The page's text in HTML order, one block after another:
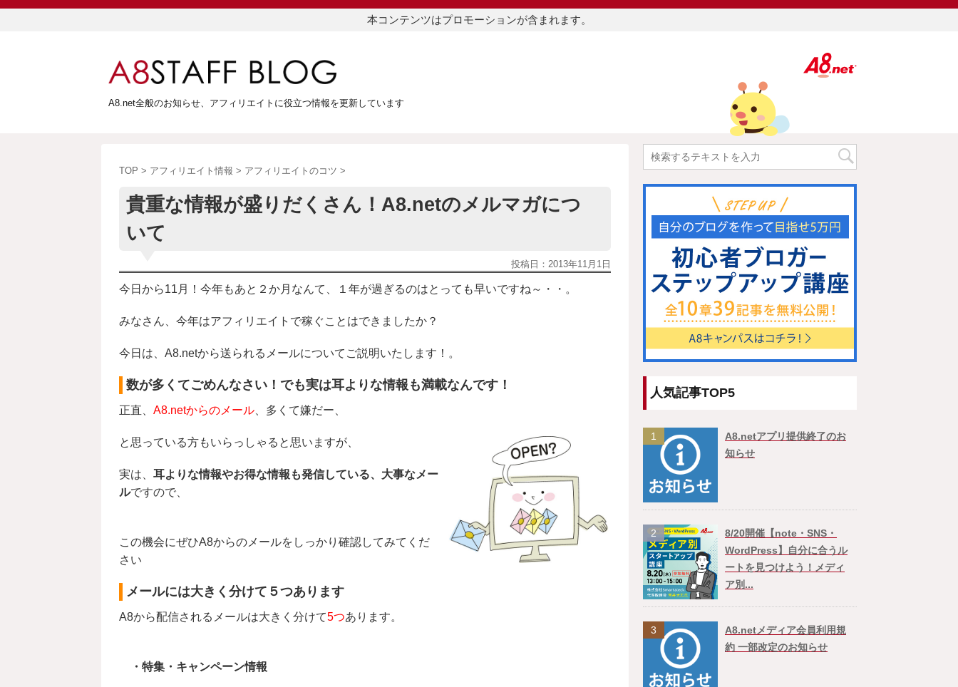
本コンテンツはプロモーションが含まれます。
A8.net全般のお知らせ、アフィリエイトに役立つ情報を更新しています
TOP > アフィリエイト情報 > アフィリエイトのコツ >
貴重な情報が盛りだくさん！A8.netのメルマガにつ
いて
投稿日： 2013年11月1日
今日から11月！今年もあと２か月なんて、１年が過ぎるのはとっても早いですね～・・。
みなさん、今年はアフィリエイトで稼ぐことはできましたか？
今日は、A8.netから送られるメールについてご説明いたします！。
数が多くてごめんなさい！でも実は耳よりな情報も満載なんです！
正直、 A8.netからのメール 、多くて嫌だー、
と思っている方もいらっしゃると思いますが、
実は、 耳よりな情報やお得な情報も発信している、 大事なメー
ルですので、
この機会にぜひA8からのメールをしっかり確認してみてくだ
さい
メールには大きく分けて５つあります
A8から配信されるメールは大きく分けて5つあります。
・特集・キャンペーン情報
人気記事TOP5
1
A8.netアプリ提供終了のお
知らせ
2
8/20開催【note・SNS・
WordPress】自分に合うル
ートを見つけよう！メディ
ア別...
3
A8.netメディア会員利用規
約 一部改定のお知らせ